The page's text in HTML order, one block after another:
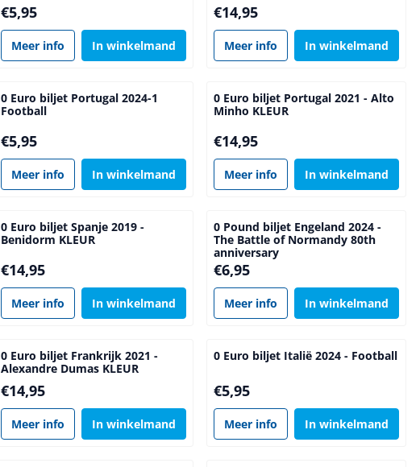
Prijs: 5,95
€5,95
Meer info In winkelmand
Prijs: 14,95
€14,95
Meer info In winkelmand
0 Euro biljet Portugal 2024-1
Football
Prijs: 5,95
€5,95
Meer info In winkelmand
0 Euro biljet Portugal 2021 - Alto
Minho KLEUR
Prijs: 14,95
€14,95
Meer info In winkelmand
0 Euro biljet Spanje 2019 -
Benidorm KLEUR
Prijs: 14,95
€14,95
Meer info In winkelmand
0 Pound biljet Engeland 2024 -
The Battle of Normandy 80th
anniversary
Prijs: 6,95
€6,95
Meer info In winkelmand
0 Euro biljet Frankrijk 2021 -
Alexandre Dumas KLEUR
Prijs: 14,95
€14,95
Meer info In winkelmand
0 Euro biljet Italië 2024 - Football
Prijs: 5,95
€5,95
Meer info In winkelmand